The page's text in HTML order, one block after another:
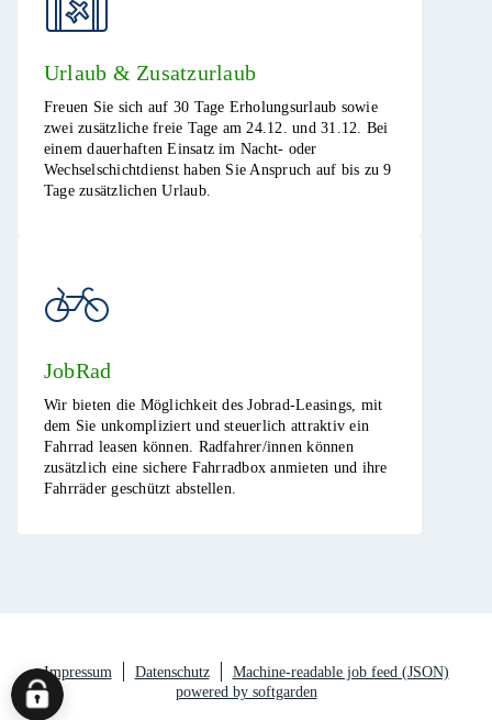
Urlaub & Zusatzurlaub
Freuen Sie sich auf 30 Tage Erholungsurlaub sowie
zwei zusätzliche freie Tage am 24.12. und 31.12. Bei
einem dauerhaften Einsatz im Nacht- oder
Wechselschichtdienst haben Sie Anspruch auf bis zu 9
Tage zusätzlichen Urlaub.​
JobRad
Wir bieten die Möglichkeit des Jobrad-Leasings, mit
dem Sie unkompliziert und steuerlich attraktiv ein
Fahrrad leasen können. Radfahrer/innen können
zusätzlich eine sichere Fahrradbox anmieten und ihre
Fahrräder geschützt abstellen.​
Impressum Datenschutz
Machine-readable job feed (JSON)
powered by softgarden